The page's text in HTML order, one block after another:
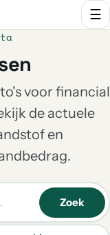
☰
voor financial
de actuele
en
Zoek